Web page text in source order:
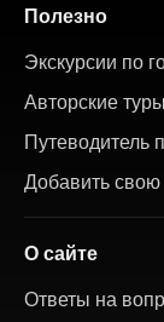
Полезно
Экскурсии по
Авторские
Путеводитель
Добавить свою
О сайте
Ответы на